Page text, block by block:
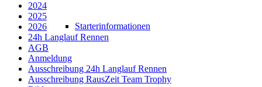
Starterinformationen
2024
2025
2026
24h Langlauf Rennen
AGB
Anmeldung
Ausschreibung 24h Langlauf Rennen
Ausschreibung RausZeit Team Trophy